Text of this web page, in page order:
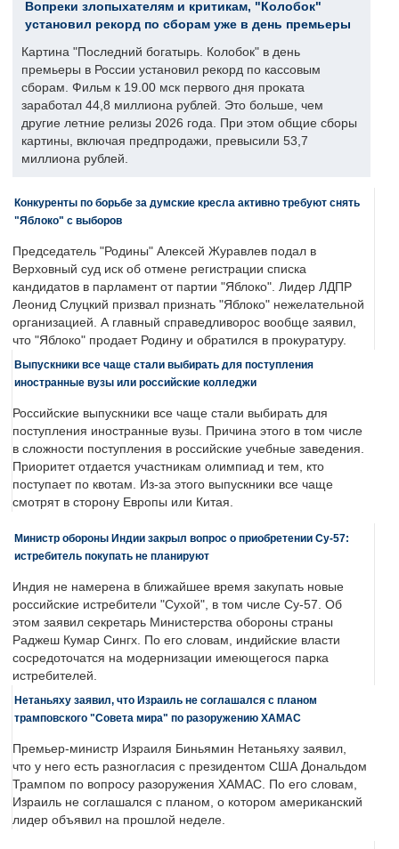
Вопреки злопыхателям и критикам, "Колобок"
установил рекорд по сборам уже в день премьеры
Картина "Последний богатырь. Колобок" в день
премьеры в России установил рекорд по кассовым
сборам. Фильм к 19.00 мск первого дня проката
заработал 44,8 миллиона рублей. Это больше, чем
другие летние релизы 2026 года. При этом общие сборы
картины, включая предпродажи, превысили 53,7
миллиона рублей.
Конкуренты по борьбе за думские кресла активно требуют снять
"Яблоко" с выборов
Председатель "Родины" Алексей Журавлев подал в
Верховный суд иск об отмене регистрации списка
кандидатов в парламент от партии "Яблоко". Лидер ЛДПР
Леонид Слуцкий призвал признать "Яблоко" нежелательной
организацией. А главный справедливорос вообще заявил,
что "Яблоко" продает Родину и обратился в прокуратуру.
Выпускники все чаще стали выбирать для поступления
иностранные вузы или российские колледжи
Российские выпускники все чаще стали выбирать для
поступления иностранные вузы. Причина этого в том числе
в сложности поступления в российские учебные заведения.
Приоритет отдается участникам олимпиад и тем, кто
поступает по квотам. Из-за этого выпускники все чаще
смотрят в сторону Европы или Китая.
Министр обороны Индии закрыл вопрос о приобретении Су-57:
истребитель покупать не планируют
Индия не намерена в ближайшее время закупать новые
российские истребители "Сухой", в том числе Су-57. Об
этом заявил секретарь Министерства обороны страны
Раджеш Кумар Сингх. По его словам, индийские власти
сосредоточатся на модернизации имеющегося парка
истребителей.
Нетаньяху заявил, что Израиль не соглашался с планом
трамповского "Совета мира" по разоружению ХАМАС
Премьер-министр Израиля Биньямин Нетаньяху заявил,
что у него есть разногласия с президентом США Дональдом
Трампом по вопросу разоружения ХАМАС. По его словам,
Израиль не соглашался с планом, о котором американский
лидер объявил на прошлой неделе.